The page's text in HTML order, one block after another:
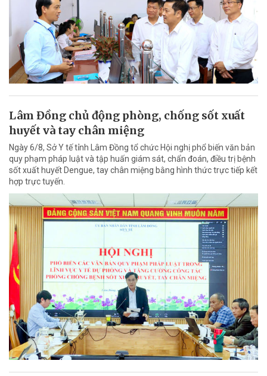
Lâm Đồng chủ động phòng, chống sốt xuất
huyết và tay chân miệng
Ngày 6/8, Sở Y tế tỉnh Lâm Đồng tổ chức Hội nghị phổ biến văn bản
quy phạm pháp luật và tập huấn giám sát, chẩn đoán, điều trị bệnh
sốt xuất huyết Dengue, tay chân miệng bằng hình thức trực tiếp kết
hợp trực tuyến.